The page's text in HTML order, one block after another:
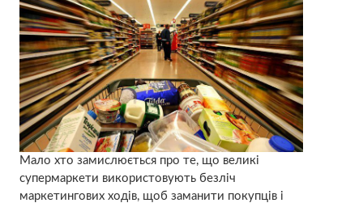
Мало хто замислюється про те, що великі
супермаркети використовують безліч
маркетингових ходів, щоб заманити покупців і